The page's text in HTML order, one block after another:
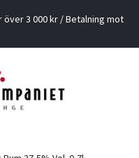
3 000 kr / Betalning mot